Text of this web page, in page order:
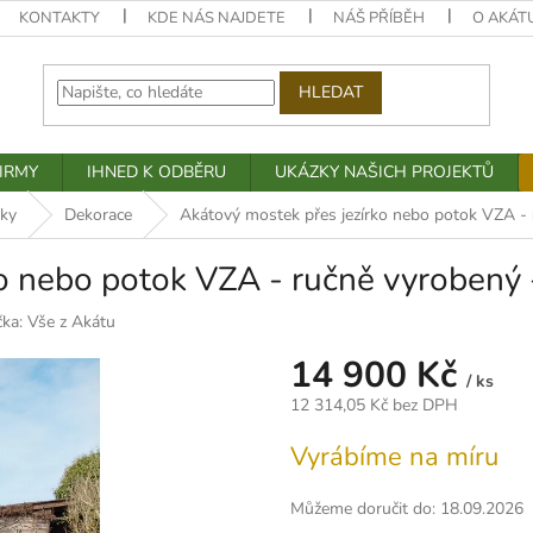
KONTAKTY KDE NÁS NAJDETE NÁŠ PŘÍBĚH O
HLEDAT
IHNED K ODBĚRU UKÁZKY NAŠICH PROJEKTŮ
Dekorace Akátový mostek přes jezírko nebo potok VZA
nebo potok VZA - ručně
Vše z Akátu
14 900 Kč / ks
12 314,05 Kč bez DPH
cena:
Vyrábíme na míru
Můžeme doručit do: 18.09.2026